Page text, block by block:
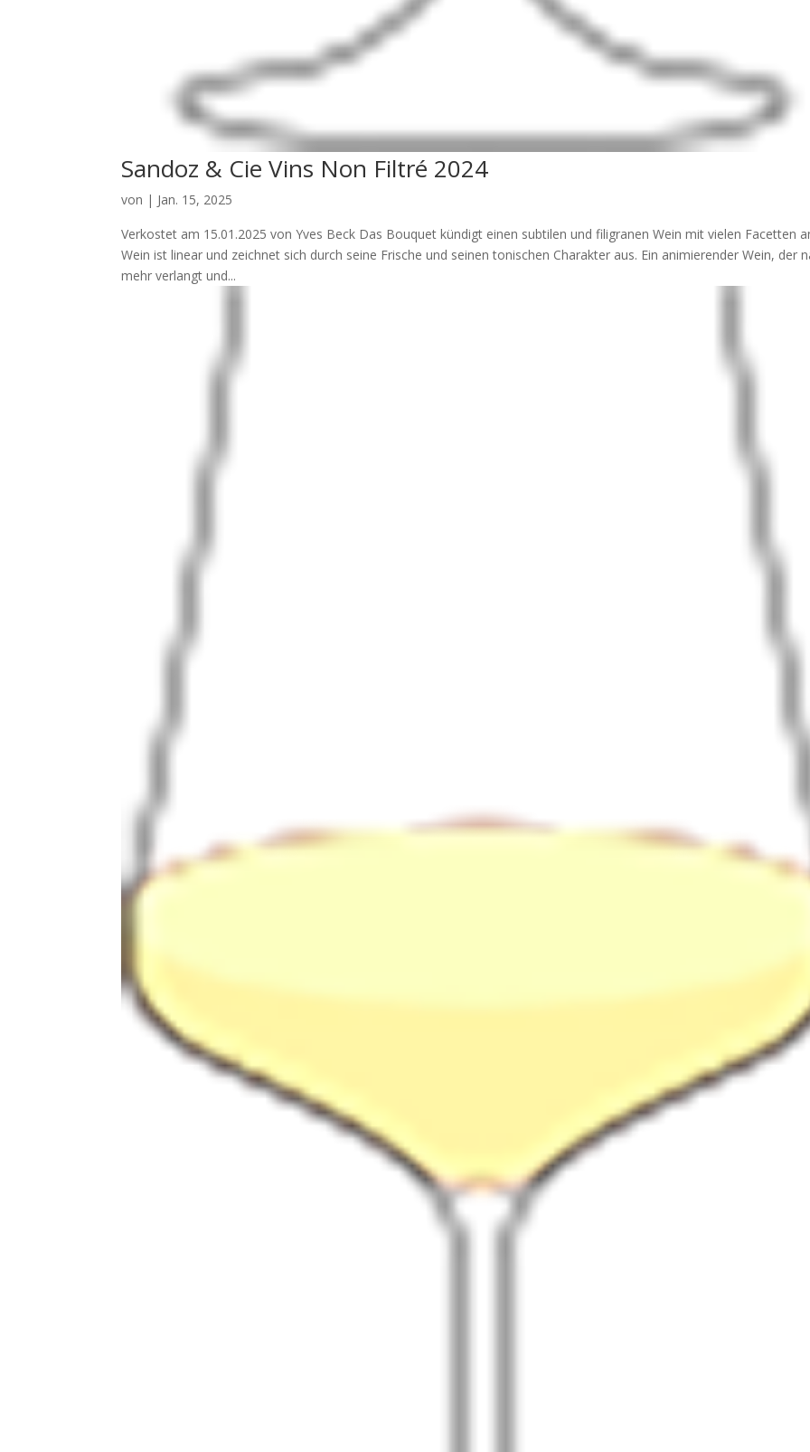
Sandoz & Cie Vins Non Filtré 2024
von | Jan. 15, 2025
Verkostet am 15.01.2025 von Yves Beck Das Bouquet kündigt einen subtilen und filigranen Wein mit vielen Facetten
Wein ist linear und zeichnet sich durch seine Frische und seinen tonischen Charakter aus. Ein animierender Wein, der
mehr verlangt und...